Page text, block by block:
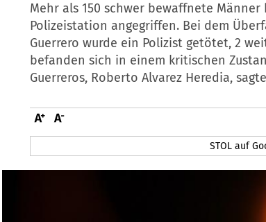
Mehr als 150 schwer bewaffnete
Polizeistation angegriffen. Bei dem
Guerrero wurde ein Polizist getötet, 2
befanden sich in einem kritischen
Guerreros, Roberto Alvarez Heredia,
STOL auf